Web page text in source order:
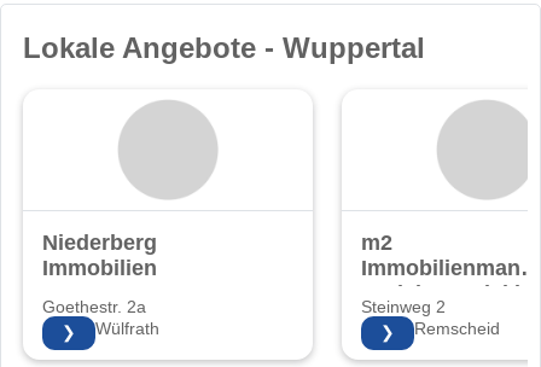
Lokale Angebote - Wuppertal
Niederberg
Immobilien
Goethestr. 2a
42489 Wülfrath
❯
m2
KG
Steinweg 2
42853 Remscheid
❯